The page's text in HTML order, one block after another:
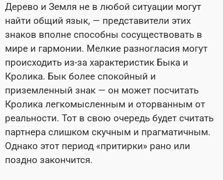
Дерево и Земля не в любой ситуации могут
найти общий язык, — представители этих
знаков вполне способны сосуществовать в
мире и гармонии. Мелкие разногласия могут
происходить из-за характеристик Быка и
Кролика. Бык более спокойный и
приземленный знак — он может посчитать
Кролика легкомысленным и оторванным от
реальности. Тот в свою очередь будет считать
партнера слишком скучным и прагматичным.
Однако этот период «притирки» рано или
поздно закончится.